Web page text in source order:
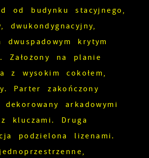
od budynku stacyjnego,
dwukondygnacyjny,
dwuspadowym krytym
Założony na planie
z wysokim cokołem,
Parter zakończony
dekorowany arkadowymi
kluczami. Druga
podzielona lizenami.